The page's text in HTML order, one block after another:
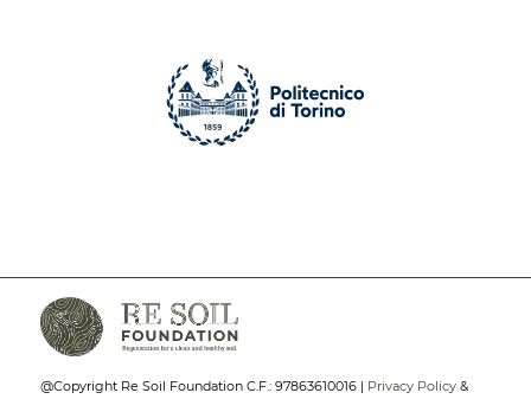
@Copyright Re Soil Foundation C.F.: 97863610016 | Privacy Policy&